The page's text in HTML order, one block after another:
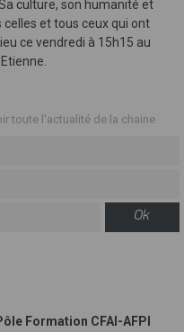
culture, son humanité et
et tous ceux qui ont
ce vendredi à 15h15 au
toute l'actualité de la chaine
Ok
Formation CFAI-AFPI